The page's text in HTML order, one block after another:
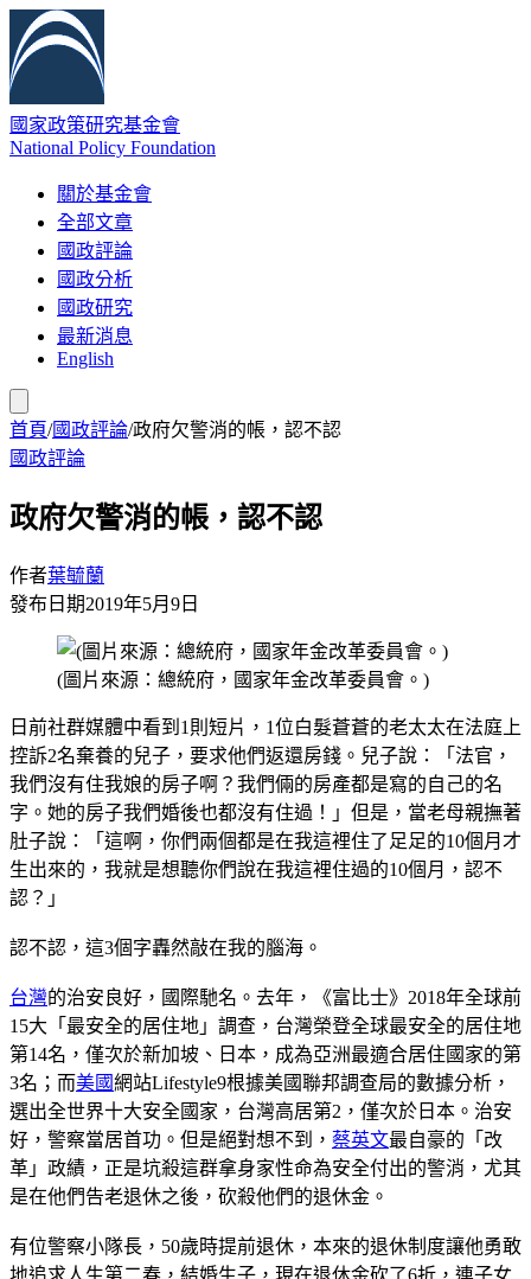
國家政策研究基金會
National Policy Foundation
關於基金會
全部文章
國政評論
國政分析
國政研究
最新消息
English
首頁/國政評論/政府欠警消的帳，認不認
國政評論
政府欠警消的帳，認不認
作者葉毓蘭
發布日期2019年5月9日
(圖片來源：總統府，國家年金改革委員會。)
日前社群媒體中看到1則短片，1位白髮蒼蒼的老太太在法庭上
控訴2名棄養的兒子，要求他們返還房錢。兒子說：「法官，
我們沒有住我娘的房子啊？我們倆的房產都是寫的自己的名
字。她的房子我們婚後也都沒有住過！」但是，當老母親撫著
肚子說：「這啊，你們兩個都是在我這裡住了足足的10個月才
生出來的，我就是想聽你們說在我這裡住過的10個月，認不
認？」
認不認，這3個字轟然敲在我的腦海。
台灣的治安良好，國際馳名。去年，《富比士》2018年全球前
15大「最安全的居住地」調查，台灣榮登全球最安全的居住地
第14名，僅次於新加坡、日本，成為亞洲最適合居住國家的第
3名；而美國網站Lifestyle9根據美國聯邦調查局的數據分析，
選出全世界十大安全國家，台灣高居第2，僅次於日本。治安
好，警察當居首功。但是絕對想不到， 蔡英文最自豪的「改
革」政績，正是坑殺這群拿身家性命為安全付出的警消，尤其
是在他們告老退休之後，砍殺他們的退休金。
有位警察小隊長，50歲時提前退休，本來的退休制度讓他勇敢
地追求人生第二春，結婚生子，現在退休金砍了6折，連子女